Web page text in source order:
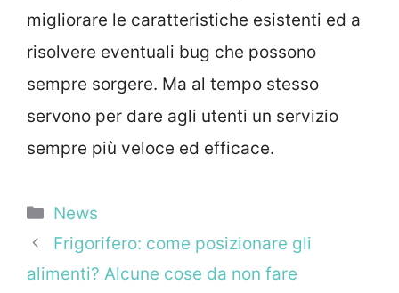
migliorare le caratteristiche esistenti ed a
risolvere eventuali bug che possono
sempre sorgere. Ma al tempo stesso
servono per dare agli utenti un servizio
sempre più veloce ed efficace.
Categorie
News
Frigorifero: come posizionare gli
alimenti? Alcune cose da non fare